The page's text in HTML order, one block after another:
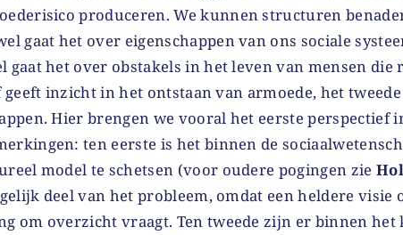
produceren. We kunnen structuren
gaat het over eigenschappen van ons sociale
gaat het over obstakels in het leven van mensen die
geeft inzicht in het ontstaan van armoede, het
Hier brengen we vooral het eerste perspectief
ten eerste is het binnen de
model te schetsen (voor oudere pogingen zie
deel van het probleem, omdat een heldere visie
om overzicht vraagt. Ten tweede zijn er binnen het